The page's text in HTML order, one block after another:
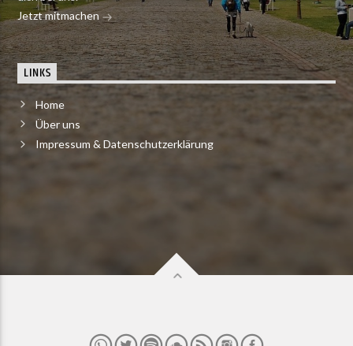
Jetzt mitmachen
LINKS
Home
Über uns
Impressum & Datenschutzerklärung